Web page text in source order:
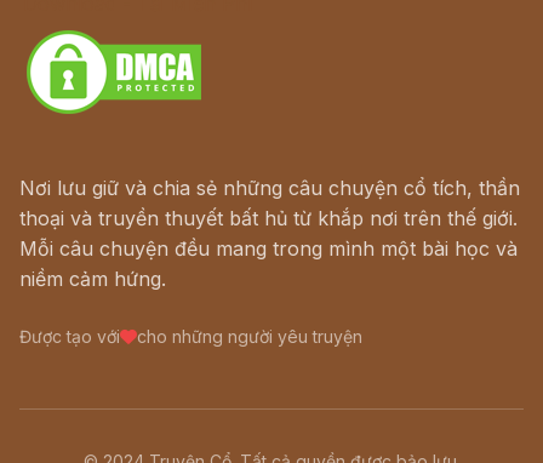
Nơi lưu giữ và chia sẻ những câu chuyện cổ tích, thần
thoại và truyền thuyết bất hủ từ khắp nơi trên thế giới.
Mỗi câu chuyện đều mang trong mình một bài học và
niềm cảm hứng.
Được tạo với cho những người yêu truyện